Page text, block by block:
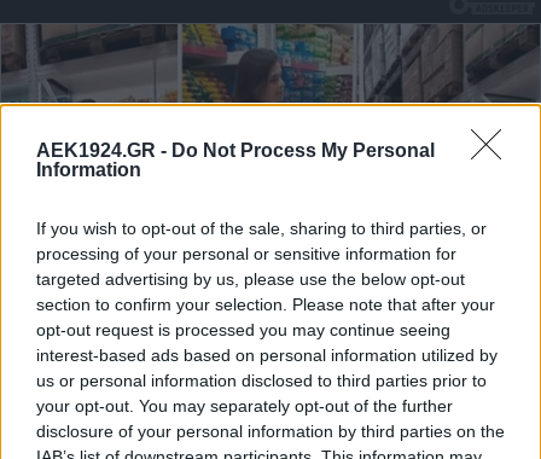
AEK1924.GR - Do Not Process My Personal
Information
If you wish to opt-out of the sale, sharing to third parties, or
processing of your personal or sensitive information for
targeted advertising by us, please use the below opt-out
section to confirm your selection. Please note that after your
opt-out request is processed you may continue seeing
interest-based ads based on personal information utilized by
us or personal information disclosed to third parties prior to
your opt-out. You may separately opt-out of the further
disclosure of your personal information by third parties on the